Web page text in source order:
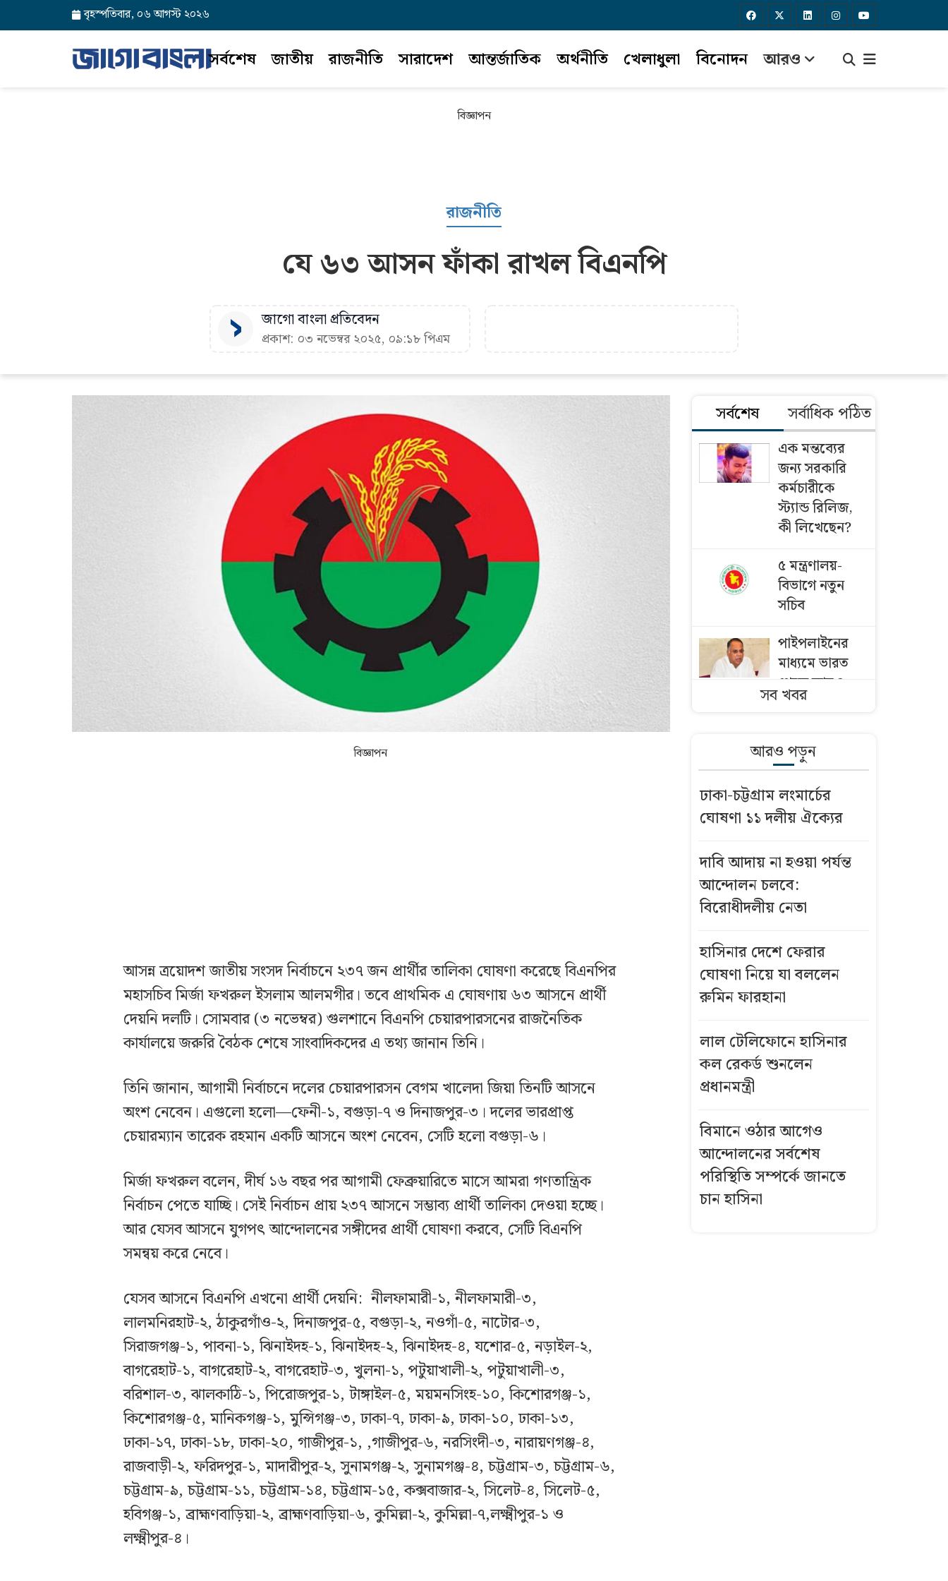
বৃহস্পতিবার, ০৬ আগস্ট ২০২৬
সর্বশেষ জাতীয় রাজনীতি সারাদেশ আন্তর্জাতিক অর্থনীতি খেলাধুলা বিনোদন আরও
বিজ্ঞাপন
রাজনীতি
যে ৬৩ আসন ফাঁকা রাখল বিএনপি
জাগো বাংলা প্রতিবেদন
প্রকাশ: ০৩ নভেম্বর ২০২৫, ০৯:১৮ পিএম
বিজ্ঞাপন
আসন্ন ত্রয়োদশ জাতীয় সংসদ নির্বাচনে ২৩৭ জন প্রার্থীর তালিকা ঘোষণা করেছে বিএনপির
মহাসচিব মির্জা ফখরুল ইসলাম আলমগীর। তবে প্রাথমিক এ ঘোষণায় ৬৩ আসনে প্রার্থী
দেয়নি দলটি। সোমবার (৩ নভেম্বর) গুলশানে বিএনপি চেয়ারপারসনের রাজনৈতিক
কার্যালয়ে জরুরি বৈঠক শেষে সাংবাদিকদের এ তথ্য জানান তিনি।
তিনি জানান, আগামী নির্বাচনে দলের চেয়ারপারসন বেগম খালেদা জিয়া তিনটি আসনে
অংশ নেবেন। এগুলো হলো—ফেনী-১, বগুড়া-৭ ও দিনাজপুর-৩। দলের ভারপ্রাপ্ত
চেয়ারম্যান তারেক রহমান একটি আসনে অংশ নেবেন, সেটি হলো বগুড়া-৬।
মির্জা ফখরুল বলেন, দীর্ঘ ১৬ বছর পর আগামী ফেব্রুয়ারিতে মাসে আমরা গণতান্ত্রিক
নির্বাচন পেতে যাচ্ছি। সেই নির্বাচন প্রায় ২৩৭ আসনে সম্ভাব্য প্রার্থী তালিকা দেওয়া হচ্ছে।
আর যেসব আসনে যুগপৎ আন্দোলনের সঙ্গীদের প্রার্থী ঘোষণা করবে, সেটি বিএনপি
সমন্বয় করে নেবে।
যেসব আসনে বিএনপি এখনো প্রার্থী দেয়নি: নীলফামারী-১, নীলফামারী-৩,
লালমনিরহাট-২, ঠাকুরগাঁও-২, দিনাজপুর-৫, বগুড়া-২, নওগাঁ-৫, নাটোর-৩,
সিরাজগঞ্জ-১, পাবনা-১, ঝিনাইদহ-১, ঝিনাইদহ-২, ঝিনাইদহ-৪, যশোর-৫, নড়াইল-২,
বাগরেহাট-১, বাগরেহাট-২, বাগরেহাট-৩, খুলনা-১, পটুয়াখালী-২, পটুয়াখালী-৩,
বরিশাল-৩, ঝালকাঠি-১, পিরোজপুর-১, টাঙ্গাইল-৫, ময়মনসিংহ-১০, কিশোরগঞ্জ-১,
কিশোরগঞ্জ-৫, মানিকগঞ্জ-১, মুন্সিগঞ্জ-৩, ঢাকা-৭, ঢাকা-৯, ঢাকা-১০, ঢাকা-১৩,
ঢাকা-১৭, ঢাকা-১৮, ঢাকা-২০, গাজীপুর-১, ,গাজীপুর-৬, নরসিংদী-৩, নারায়ণগঞ্জ-৪,
রাজবাড়ী-২, ফরিদপুর-১, মাদারীপুর-২, সুনামগঞ্জ-২, সুনামগঞ্জ-৪, চট্টগ্রাম-৩, চট্টগ্রাম-৬,
চট্টগ্রাম-৯, চট্টগ্রাম-১১, চট্টগ্রাম-১৪, চট্টগ্রাম-১৫, কক্সবাজার-২, সিলেট-৪, সিলেট-৫,
হবিগঞ্জ-১, ব্রাহ্মণবাড়িয়া-২, ব্রাহ্মণবাড়িয়া-৬, কুমিল্লা-২, কুমিল্লা-৭,লক্ষ্মীপুর-১ ও
লক্ষ্মীপুর-৪।
সর্বশেষ সর্বাধিক পঠিত
এক মন্তব্যের
জন্য সরকারি
কর্মচারীকে
স্ট্যান্ড রিলিজ,
কী লিখেছেন?
৫ মন্ত্রণালয়-
বিভাগে নতুন
সচিব
পাইপলাইনের
মাধ্যমে ভারত
থেকে আরও
বেশি ডিজেল
প্রথম শ্রেণিতে
ভর্তি লটারিতেই
আইসিইউতে
ভাইরাল
আওয়ামী লীগ
নেতা মনির
শিক্ষকদের
বেতন-বাড়িভাড়া-
ইনক্রিমেন্ট নিয়ে
যাচ্ছে
‘র‍্যাব’ বিলুপ্ত হয়ে
প্রকাশ
সাকিবের জন্য
সব খবর
আরও পড়ুন
ঢাকা-চট্টগ্রাম লংমার্চের
ঘোষণা ১১ দলীয় ঐক্যের
দাবি আদায় না হওয়া পর্যন্ত
আন্দোলন চলবে:
বিরোধীদলীয় নেতা
হাসিনার দেশে ফেরার
ঘোষণা নিয়ে যা বললেন
রুমিন ফারহানা
লাল টেলিফোনে হাসিনার
কল রেকর্ড শুনলেন
প্রধানমন্ত্রী
বিমানে ওঠার আগেও
আন্দোলনের সর্বশেষ
পরিস্থিতি সম্পর্কে জানতে
চান হাসিনা